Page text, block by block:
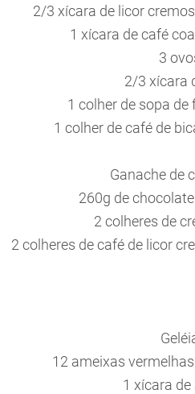
2/3 xícara de licor
1 xícara de café
3
2/3 xícara
1 colher de sopa
1 colher de café de
Ganache de
260g de
2 colheres de
2 colheres de café de licor
12 ameixas
1 xícara